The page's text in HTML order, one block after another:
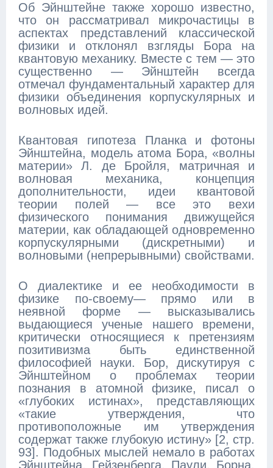
Об Эйнштейне также хорошо известно,
что он рассматривал микрочастицы в
аспектах представлений классической
физики и отклонял взгляды Бора на
квантовую механику. Вместе с тем — это
существенно — Эйнштейн всегда
отмечал фундаментальный характер для
физики объединения корпускулярных и
волновых идей.
Квантовая гипотеза Планка и фотоны
Эйнштейна, модель атома Бора, «волны
материи» Л. де Бройля, матричная и
волновая механика, концепция
дополнительности, идеи квантовой
теории полей — все это вехи
физического понимания движущейся
материи, как обладающей одновременно
корпускулярными (дискретными) и
волновыми (непрерывными) свойствами.
О диалектике и ее необходимости в
физике по-своему— прямо или в
неявной форме — высказывались
выдающиеся ученые нашего времени,
критически относящиеся к претензиям
позитивизма быть единственной
философией науки. Бор, дискутируя с
Эйнштейном о проблемах теории
познания в атомной физике, писал о
«глубоких истинах», представляющих
«такие утверждения, что
противоположные им утверждения
содержат также глубокую истину» [2, стр.
93]. Подобных мыслей немало в работах
Эйнштейна, Гейзенберга, Паули, Борна.